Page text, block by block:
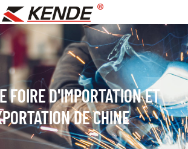
FOIRE D'IMPORTATION ET
DE CHINE